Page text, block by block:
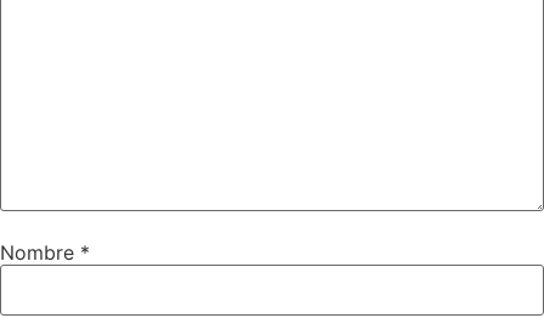
Nombre *